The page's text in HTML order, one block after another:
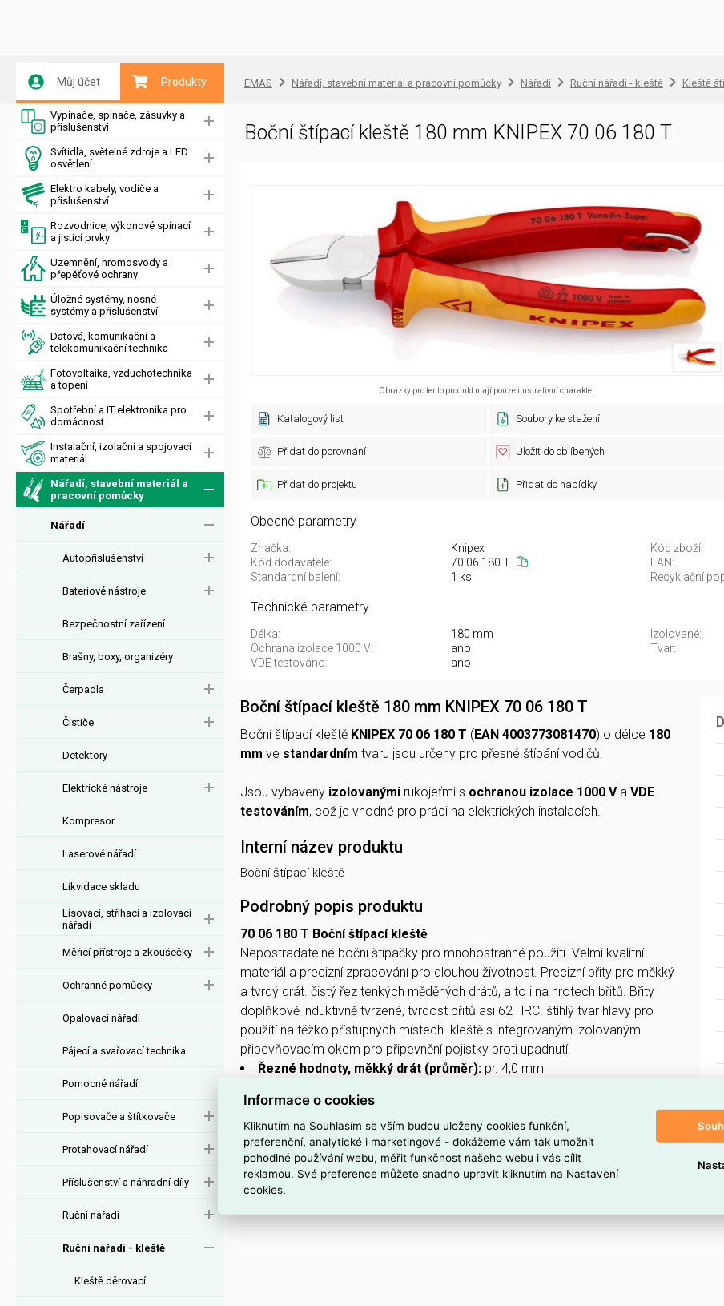
Můj účet Produkty
Vypínače, spínače, zásuvky a
příslušenství
Svítidla, světelné zdroje a LED
osvětlení
Elektro kabely, vodiče a
příslušenství
Rozvodnice, výkonové spínací
a jistící prvky
Uzemnění, hromosvody a
přepěťové ochrany
Úložné systémy, nosné
systémy a příslušenství
Datová, komunikační a
telekomunikační technika
Fotovoltaika, vzduchotechnika
a topení
Spotřební a IT elektronika pro
domácnost
Instalační, izolační a spojovací
materiál
Nářadí, stavební materiál a
pracovní pomůcky
Nářadí
Autopříslušenství
Bateriové nástroje
Bezpečnostní zařízení
Brašny, boxy, organizéry
Čerpadla
Čističe
Detektory
Elektrické nástroje
Kompresor
Laserové nářadí
Likvidace skladu
Lisovací, střihací a izolovací
nářadí
Měřicí přístroje a zkoušečky
Ochranné pomůcky
Opalovací nářadí
Pájecí a svařovací technika
Pomocné nářadí
Popisovače a štítkovače
Protahovací nářadí
Příslušenství a náhradní díly
Ruční nářadí
Ruční nářadí - kleště
Kleště děrovací
EMAS Nářadí, stavební materiál a pracovní pomůcky Nářadí Ruční nářadí - kleště Kleště
Boční štípací kleště 180 mm KNIPEX 70 06 180 T
Obrázky pro tento produkt mají pouze ilustrativní charakter.
Katalogový list Soubory ke stažení
Přidat do porovnání Uložit do oblíbených
Přidat do projektu Přidat do nabídky
Obecné parametry
Značka: Knipex Kód zboží:
Kód dodavatele:
70 06 180 T EAN:
Standardní balení:
1 ks Recyklační
Technické parametry
Délka: 180 mm Izolované:
Ochrana izolace 1000 V:
ano Tvar:
VDE testováno:
ano
Boční štípací kleště 180 mm KNIPEX 70 06 180 T
Boční štípací kleště KNIPEX 70 06 180 T (EAN 4003773081470) o délce 180
mm ve standardním tvaru jsou určeny pro přesné štípání vodičů.
Jsou vybaveny izolovanými rukojeťmi s ochranou izolace 1000 Va VDE
testováním, což je vhodné pro práci na elektrických instalacích.
Interní název produktu
Boční štípací kleště
Podrobný popis produktu
70 06 180 T Boční štípací kleště
Nepostradatelné boční štípačky pro mnohostranné použití. Velmi kvalitní
materiál a precizní zpracování pro dlouhou životnost. Precizní břity pro měkký
a tvrdý drát. čistý řez tenkých měděných drátů, a to i na hrotech břitů. Břity
doplňkově induktivně tvrzené, tvrdost břitů asi 62 HRC. štíhlý tvar hlavy pro
použití na těžko přístupných místech. kleště s integrovaným izolovaným
připevňovacím okem pro připevnění pojistky proti upadnutí.
Řezné hodnoty, měkký drát (průměr): pr. 4,0 mm
Schneidwerte harter Draht (Durchmesser):
pojistka proti upadnutí:ano
Certifikát VDE:ano
Informace o cookies
Kliknutím na Souhlasím se vším budou uloženy cookies funkční,
preferenční, analytické i marketingové - dokážeme vám tak umožnit
pohodlné používání webu, měřit funkčnost našeho webu i vás cílit
reklamou. Své preference můžete snadno upravit kliknutím na Nastavení
cookies.